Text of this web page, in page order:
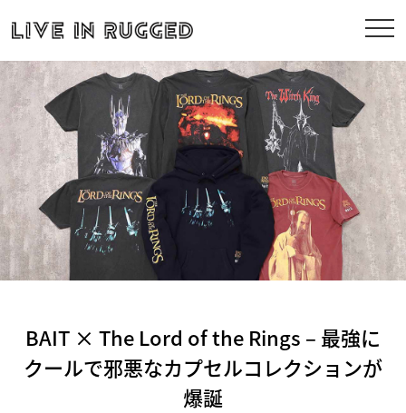
BAIT × The Lord of the Rings – 最強に
クールで邪悪なカプセルコレクションが
爆誕